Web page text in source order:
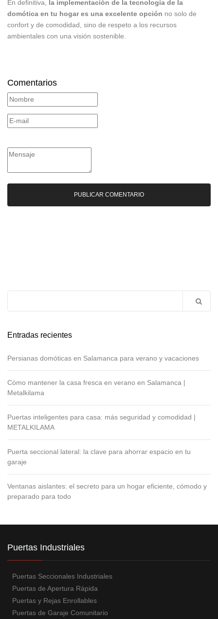
En definitiva,
la implementación de la tecnología de la
domótica en tu hogar es una excelente opción no solo de
confort y de comodidad, sino de respeto a los recursos
ambientales con una visión sostenible.
Comentarios
Entradas recientes
Persianas domóticas en Salamanca para verano y vacaciones
Cómo mantener la casa fresca en verano en Salamanca |
Metalkilama
Puertas inteligentes para casa: más seguridad y comodidad |
METALKILAMA
Puerta seccional lateral: la clave para ahorrar espacio en tu
garaje
Ventanas aislantes: el secreto para un hogar eficiente, cómodo y
preparado para todo
Puertas Industriales
Puertas Seccionales Industriales
Puertas de Apertura Rápida
Puertas y Rejas Enrollables
Puertas de Garaje Comunitario